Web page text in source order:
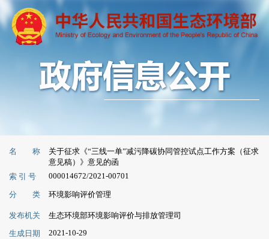
名 称
关于征求《“三线一单”减污降碳协同管控试点工作方案（征求
意见稿）》意见的函
索 引 号
000014672/2021-00701
分 类 环境影响评价管理
发布机关
生态环境部环境影响评价与排放管理司
生成日期
2021-10-29